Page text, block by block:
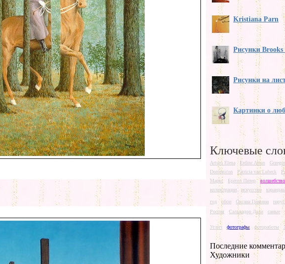
Kristiana Parn
Рисунки Brooks
Рисунки на
Картинки о
Ключевые
Arturo Elena Erdinc Altun
Domenicon
Patricia van Lubeck
Маркс
Брёгел Питер
волшебство
иллюстрации
искусство
год обои Оксана Гривина
Россия
Сальвадор Дали самые
Углич фотографы фотоработы
Последние
Художники